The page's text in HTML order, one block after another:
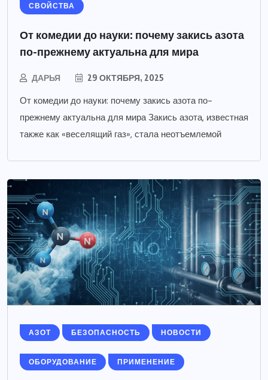
СВОЙСТВА
От комедии до науки: почему закись азота
по-прежнему актуальна для мира
ДАРЬЯ 29 ОКТЯБРЯ, 2025
От комедии до науки: почему закись азота по-
прежнему актуальна для мира Закись азота, известная
также как «веселящий газ», стала неотъемлемой
АЗОТ БЕЗОПАСНОСТЬ НОВОСТИ
ОБОРУДОВАНИЕ ПРИМЕНЕНИЕ